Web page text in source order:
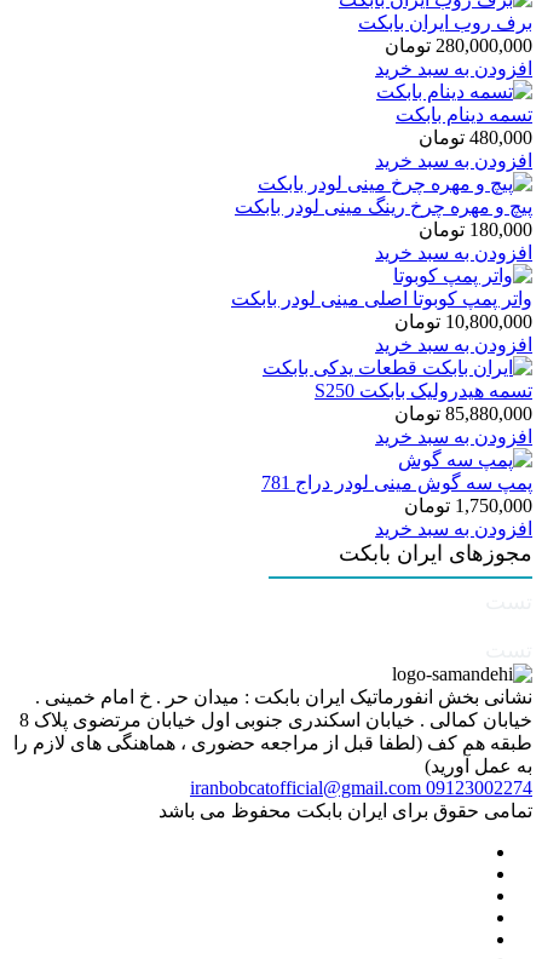
برف روب ایران بابکت
280,000,000 تومان
افزودن به سبد خرید
تسمه دینام بابکت
480,000 تومان
افزودن به سبد خرید
پیچ و مهره چرخ رینگ مینی لودر بابکت
180,000 تومان
افزودن به سبد خرید
واتر پمپ کوبوتا اصلی مینی لودر بابکت
10,800,000 تومان
افزودن به سبد خرید
تسمه هیدرولیک بابکت S250
85,880,000 تومان
افزودن به سبد خرید
پمپ سه گوش مینی لودر دراج 781
1,750,000 تومان
افزودن به سبد خرید
مجوزهای ایران بابکت
نشانی بخش انفورماتیک ایران بابکت : میدان حر . خ امام خمینی .
خیابان کمالی . خیابان اسکندری جنوبی اول خیابان مرتضوی پلاک 8
طبقه هم کف (لطفا قبل از مراجعه حضوری ، هماهنگی های لازم را
به عمل آورید)
09123002274
iranbobcatofficial@gmail.com
تمامی حقوق برای ایران بابکت محفوظ می باشد